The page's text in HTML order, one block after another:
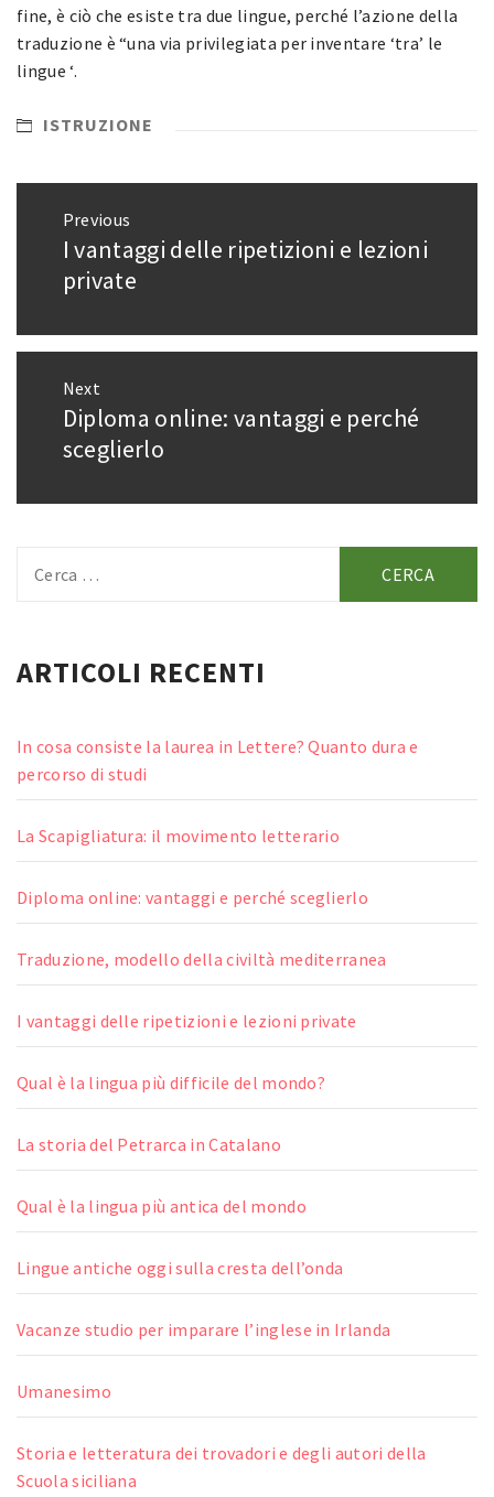
fine, è ciò che esiste tra due lingue, perché l’azione della
traduzione è “una via privilegiata per inventare ‘tra’ le
lingue ‘.
ISTRUZIONE
Navigazione
articoli
Previous
Previous
post:
I vantaggi delle ripetizioni e lezioni
private
Next
Next
post:
Diploma online: vantaggi e perché
sceglierlo
per:
ARTICOLI RECENTI
In cosa consiste la laurea in Lettere? Quanto dura e
percorso di studi
La Scapigliatura: il movimento letterario
Diploma online: vantaggi e perché sceglierlo
Traduzione, modello della civiltà mediterranea
I vantaggi delle ripetizioni e lezioni private
Qual è la lingua più difficile del mondo?
La storia del Petrarca in Catalano
Qual è la lingua più antica del mondo
Lingue antiche oggi sulla cresta dell’onda
Vacanze studio per imparare l’inglese in Irlanda
Umanesimo
Storia e letteratura dei trovadori e degli autori della
Scuola siciliana